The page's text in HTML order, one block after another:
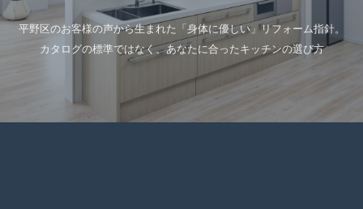
平野区のお客様の声から生まれた「身体に優しい」リフォーム指針。
カタログの標準ではなく、あなたに合ったキッチンの選び方